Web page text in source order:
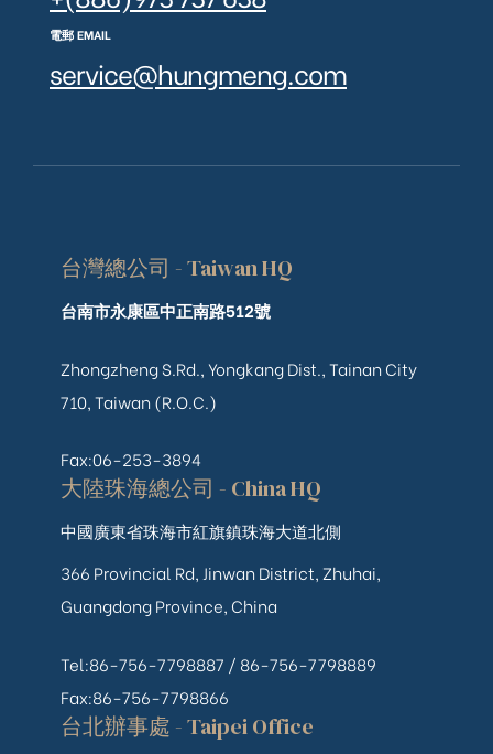
電郵 EMAIL
service@hungmeng.com
台灣總公司 - Taiwan HQ
台南市永康區中正南路512號
Zhongzheng S.Rd., Yongkang Dist., Tainan City
710, Taiwan (R.O.C.)
Fax:06-253-3894
大陸珠海總公司 - China HQ
中國廣東省珠海市紅旗鎮珠海大道北側
366 Provincial Rd, Jinwan District, Zhuhai,
Guangdong Province, China
Tel:86-756-7798887 / 86-756-7798889
Fax:86-756-7798866
台北辦事處 - Taipei Office